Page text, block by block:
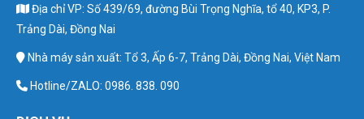
Địa chỉ VP: Số 439/69, đường Bùi Trọng Nghĩa, tổ 40, KP3, P.
Trảng Dài, Đồng Nai
Nhà máy sản xuất: Tổ 3, Ấp 6-7, Trảng Dài, Đồng Nai, Việt Nam
Hotline/ZALO: 0986. 838. 090